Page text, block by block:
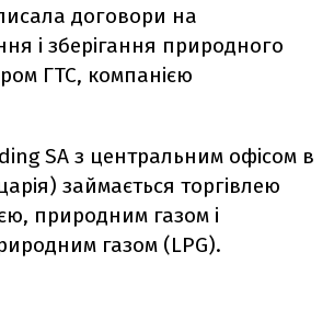
договори на
і зберігання природного
ГТС, компанією
SA з центральним офісом в
займається торгівлею
природним газом і
газом (LPG).